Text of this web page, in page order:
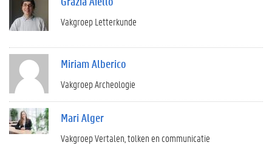
Vakgroep Letterkunde
Miriam Alberico
Vakgroep Archeologie
Mari Alger
Vakgroep Vertalen, tolken en communicatie